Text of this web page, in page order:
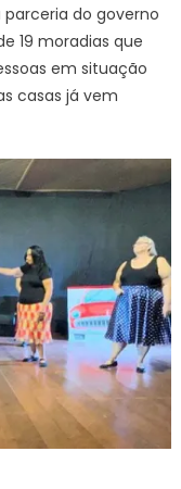
do governo
19 moradias que
em situação
casas já vem